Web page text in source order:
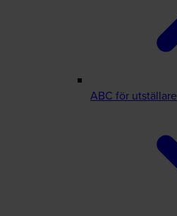
ABC för utställare